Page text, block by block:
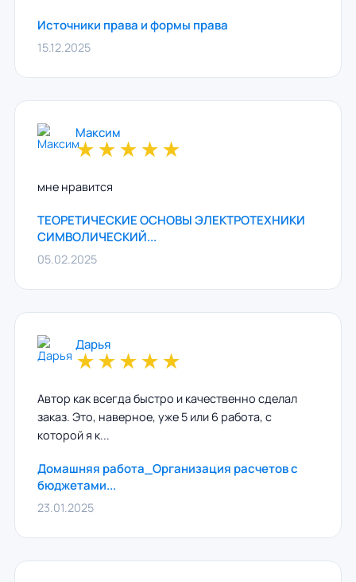
Источники права и формы права
15.12.2025
Максим
★★★★★
мне нравится
ТЕОРЕТИЧЕСКИЕ ОСНОВЫ ЭЛЕКТРОТЕХНИКИ
СИМВОЛИЧЕСКИЙ...
05.02.2025
Дарья
★★★★★
Автор как всегда быстро и качественно сделал
заказ. Это, наверное, уже 5 или 6 работа, с
которой я к...
Домашняя работа_Организация расчетов с
бюджетами...
23.01.2025